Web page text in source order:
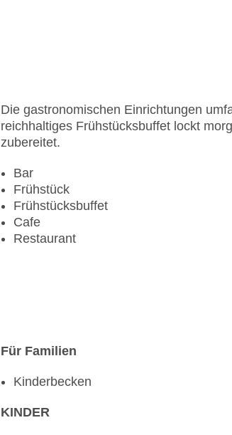
Die gastronomischen Einrichtungen
reichhaltiges Frühstücksbuffet lockt
zubereitet.
Bar
Frühstück
Frühstücksbuffet
Cafe
Restaurant
Für Familien
Kinderbecken
KINDER